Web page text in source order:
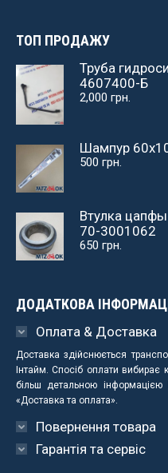
ТОП ПРОДАЖУ
Труба
4607400-Б
2,000 грн.
Шампур
500 грн.
Втулка
70-3001062
650 грн.
ДОДАТКОВА
Оплата & Доставка
Доставка здійснюється
Інтайм. Спосіб оплати вибирає
більш детальною
«Доставка та оплата».
Повернення товара
Гарантія та сервіс